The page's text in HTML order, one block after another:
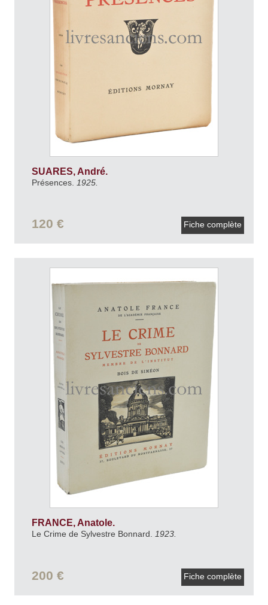
SUARES, André.
Présences. 1925.
120 € Fiche complète
FRANCE, Anatole.
Le Crime de Sylvestre Bonnard. 1923.
200 € Fiche complète